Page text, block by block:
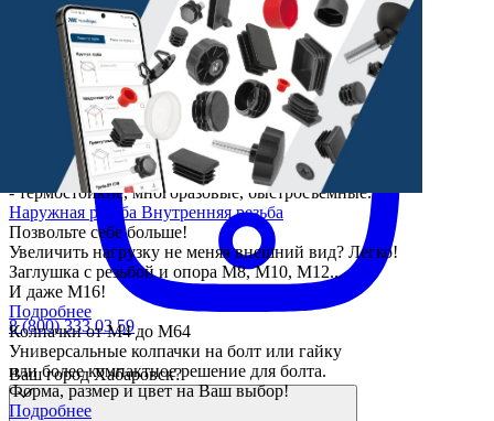
8 (800) 333 03 59
Ваш город Хабаровск?
Доступно в
Защита любой резьбы!
- для внутренней и наружной резьбы;
- от M2 до М72;
- GAS, BSP, UNF и JIC от 1/16" до 4";
- термостойкие, многоразовые, быстросъемные.
Наружная резьба Внутренняя резьба
Позвольте себе больше!
Увеличить нагрузку не меняя внешний вид? Легко!
Заглушка с резьбой и опора М8, М10, М12...
И даже М16!
Подробнее
Колпачки от М4 до М64
Универсальные колпачки на болт или гайку
или более компактное решение для болта.
Форма, размер и цвет на Ваш выбор!
Подробнее